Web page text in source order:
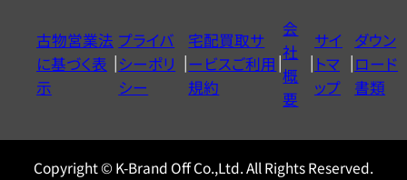
ヤ
ル
0120604117
古物営業法
に基づく表
示
プライバ
シーポリ
シー
宅配買取サ
ービスご利用
規約
会
社
概
要
サイ
トマ
ップ
ダウン
ロード
書類
Copyright © K-Brand Off Co.,Ltd. All Rights Reserved.